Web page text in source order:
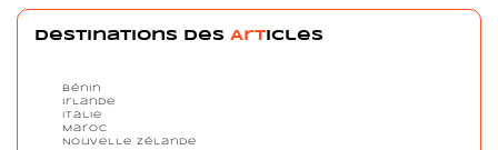
Destinations des Art icles
Bénin
Irlande
Italie
Maroc
Nouvelle Zélande